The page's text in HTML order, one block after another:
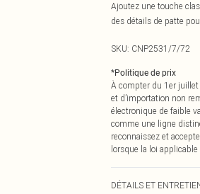
Ajoutez une touche
des détails de patte
SKU: CNP2531/7/72
*Politique de prix
À compter du 1er juillet
et d’importation non
électronique de faible
comme une ligne
reconnaissez et
lorsque la loi applicable
DÉTAILS ET